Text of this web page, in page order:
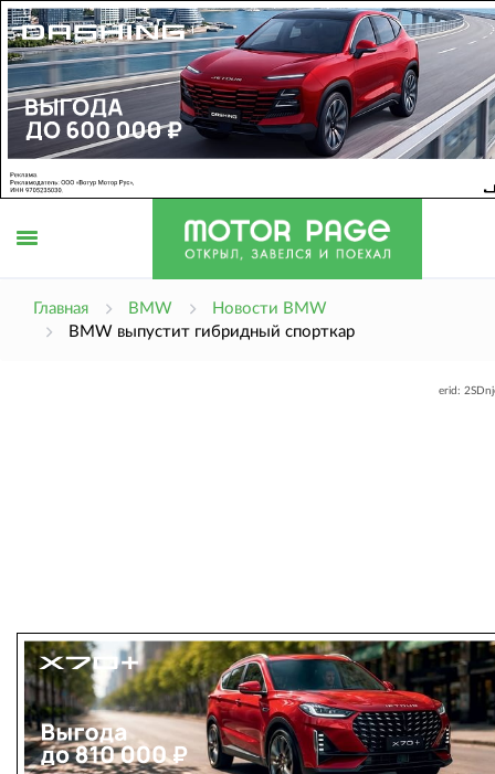
Главная BMW
Новости BMW
BMW выпустит гибридный спорткар
erid: